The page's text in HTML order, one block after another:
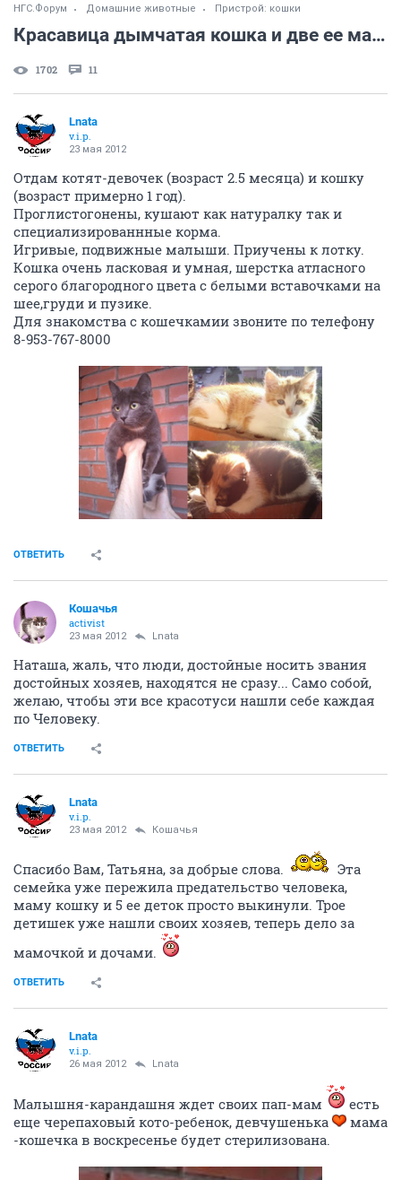
НГС.Форум Домашние животные Пристрой: кошки
Красавица дымчатая кошка и две ее маленькие дочки ищут дом!
1702 11
Lnata
v.i.p.
23 мая 2012
Отдам котят-девочек (возраст 2.5 месяца) и кошку
(возраст примерно 1 год).
Проглистогонены, кушают как натуралку так и
специализированнные корма.
Игривые, подвижные малыши. Приучены к лотку.
Кошка очень ласковая и умная, шерстка атласного
серого благородного цвета с белыми вставочками на
шее,груди и пузике.
Для знакомства с кошечкамии звоните по телефону
8-953-767-8000
ОТВЕТИТЬ
Кошачья
activist
23 мая 2012 Lnata
Наташа, жаль, что люди, достойные носить звания
достойных хозяев, находятся не сразу... Само собой,
желаю, чтобы эти все красотуси нашли себе каждая
по Человеку.
ОТВЕТИТЬ
Lnata
v.i.p.
23 мая 2012 Кошачья
Спасибо Вам, Татьяна, за добрые слова.
Эта
семейка уже пережила предательство человека,
маму кошку и 5 ее деток просто выкинули. Трое
детишек уже нашли своих хозяев, теперь дело за
мамочкой и дочами.
ОТВЕТИТЬ
Lnata
v.i.p.
26 мая 2012 Lnata
Малышня-карандашня ждет своих пап-мам
есть
еще черепаховый кото-ребенок, девчушенька
мама
-кошечка в воскресенье будет стерилизована.